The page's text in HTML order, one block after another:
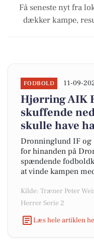
Få seneste nyt fra
dækker kampe,
FODBOLD 11-09-
Hjørring AIK
skuffende
skulle have
Dronninglund IF og
for hinanden på
spændende
at vinde kampen
Kilde: Træner Peter
Herrer Serie 2
Læs hele artiklen